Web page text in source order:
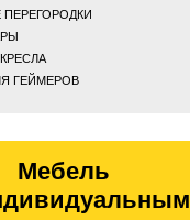
ГЕЙМЕРОВ
Мебель